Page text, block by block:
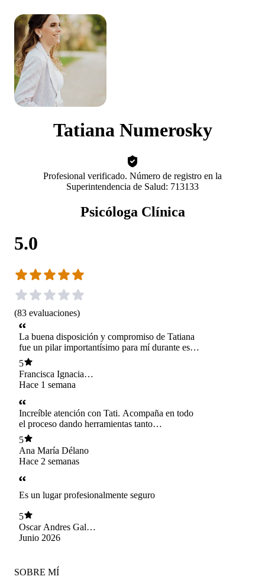
Tatiana Numerosky
Profesional verificado. Número de registro en la
Superintendencia de Salud: 713133
Psicóloga Clínica
5.0
(83 evaluaciones)
La buena disposición y compromiso de Tatiana
fue un pilar importantísimo para mí durante este
semestre por lo cual estoy muy agradecida. Full
recomendada
5
Francisca Ignacia
Roa Anderson
Hace 1 semana
Increíble atención con Tati. Acompaña en todo
el proceso dando herramientas tanto
psicológicas como de la materia. Me ayudó
muchísimo y sin duda sin ella no me hubiera ido
así de bien. Le debo mucho. Está pendiente
cada vez que tiene tiempo, tiene disposición
para hacer espacios de apoyo o tutorías en caso
seca!
5
Ana María Délano
Hace 2 semanas
Es un lugar profesionalmente seguro
5
Oscar Andres Galaz
Gallardo
Junio 2026
SOBRE MÍ